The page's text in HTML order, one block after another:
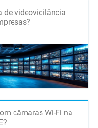
de videovigilância
câmaras Wi-Fi na